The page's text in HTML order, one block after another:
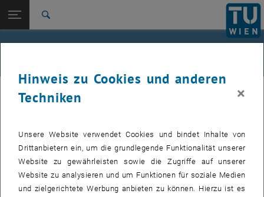
TU Login
Studium
International
Zur 1. Menü Ebene
TU Wien
Zurück: Subseiten von Wirtschaftskooperationen auflisten
Zurück zur letzten Ebene:
Wirtschaftskooperationen
Interne Angebote (Events, Veranstaltungen, Workshops, Konferenzen
Es gibt keine Veranstaltungen in der aktuellen Ansicht.
Hinweis zu Cookies und anderen
Techniken
×
Unsere Website verwendet Cookies und bindet Inhalte von
Drittanbietern ein, um die grundlegende Funktionalität unserer
Website zu gewährleisten sowie die Zugriffe auf unserer
Website zu analysieren und um Funktionen für soziale Medien
und zielgerichtete Werbung anbieten zu können. Hierzu ist es